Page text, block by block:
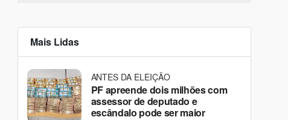
Mais Lidas
ANTES DA ELEIÇÃO
PF apreende dois milhões com
assessor de deputado e
escândalo pode ser maior